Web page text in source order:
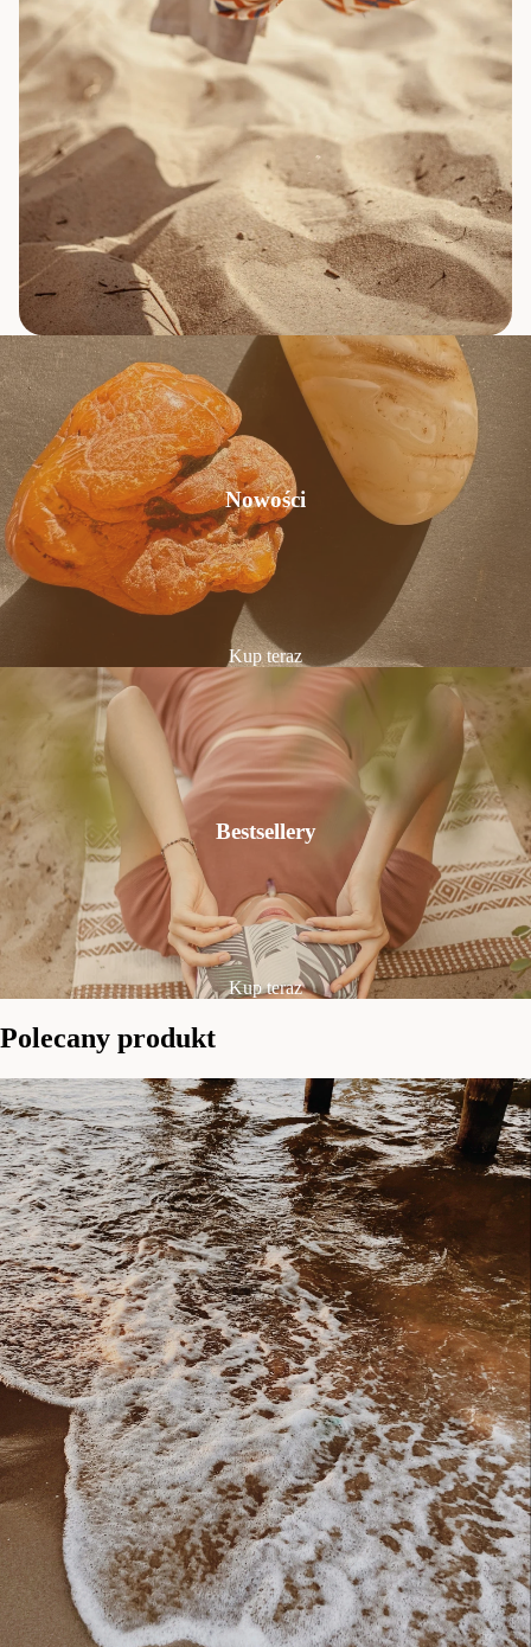
Nowości
Kup teraz
Bestsellery
Kup teraz
Polecany produkt